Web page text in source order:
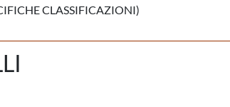
CLASSIFICAZIONI)